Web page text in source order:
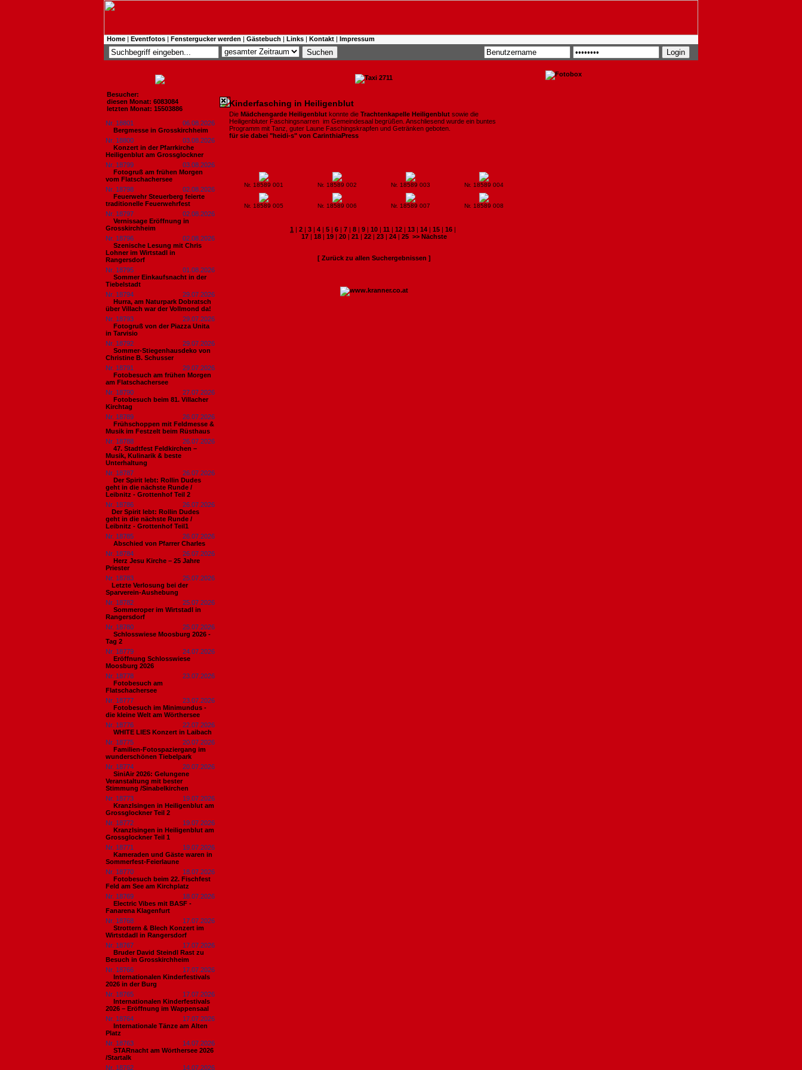
Home | Eventfotos | Fenstergucker werden | Gästebuch | Links | Kontakt | Impressum
Besucher:
diesen Monat: 6083084
letzten Monat: 15503886
Nr. 18801
06.08.2026
Bergmesse in Grosskirchheim
Nr. 18800
03.08.2026
Konzert in der Pfarrkirche
Heiligenblut am Grossglockner
Nr. 18799
03.08.2026
Fotogruß am frühen Morgen
vom Flatschachersee
Nr. 18798
02.08.2026
Feuerwehr Steuerberg feierte
traditionelle Feuerwehrfest
Nr. 18797
02.08.2026
Vernissage Eröffnung in
Grosskirchheim
Nr. 18796
02.08.2026
Szenische Lesung mit Chris
Lohner im Wirtstadl in
Rangersdorf
Nr. 18795
01.08.2026
Sommer Einkaufsnacht in der
Tiebelstadt
Nr. 18794
29.07.2026
Hurra, am Naturpark Dobratsch
über Villach war der Vollmond da!
Nr. 18793
29.07.2026
Fotogruß von der Piazza Unita
in Tarvisio
Nr. 18792
29.07.2026
Sommer-Stiegenhausdeko von
Christine B. Schusser
Nr. 18791
29.07.2026
Fotobesuch am frühen Morgen
am Flatschachersee
Nr. 18790
27.07.2026
Fotobesuch beim 81. Villacher
Kirchtag
Nr. 18789
26.07.2026
Frühschoppen mit Feldmesse &
Musik im Festzelt beim Rüsthaus
Nr. 18788
26.07.2026
47. Stadtfest Feldkirchen –
Musik, Kulinarik & beste
Unterhaltung
Nr. 18787
26.07.2026
Der Spirit lebt: Rollin Dudes
geht in die nächste Runde /
Leibnitz - Grottenhof Teil 2
Nr. 18786
26.07.2026
​Der Spirit lebt: Rollin Dudes
geht in die nächste Runde /
Leibnitz - Grottenhof Teil1
Nr. 18785
26.07.2026
Abschied von Pfarrer Charles
Nr. 18784
26.07.2026
Herz Jesu Kirche – 25 Jahre
Priester
Nr. 18783
25.07.2026
​Letzte Verlosung bei der
Sparverein-Aushebung
Nr. 18782
25.07.2026
Sommeroper im Wirtstadl in
Rangersdorf
Nr. 18780
25.07.2026
Schlosswiese Moosburg 2026 -
Tag 2
Nr. 18779
24.07.2026
Eröffnung Schlosswiese
Moosburg 2026
Nr. 18778
23.07.2026
Fotobesuch am
Flatschachersee
Nr. 18777
23.07.2026
Fotobesuch im Minimundus -
die kleine Welt am Wörthersee
Nr. 18776
22.07.2026
WHITE LIES Konzert in Laibach
Nr. 18775
20.07.2026
Familien-Fotospaziergang im
wunderschönen Tiebelpark
Nr. 18774
20.07.2026
SiniAir 2026: Gelungene
Veranstaltung mit bester
Stimmung /Sinabelkirchen
Nr. 18773
19.07.2026
Kranzlsingen in Heiligenblut am
Grossglockner Teil 2
Nr. 18772
19.07.2026
Kranzlsingen in Heiligenblut am
Grossglockner Teil 1
Nr. 18771
19.07.2026
Kameraden und Gäste waren in
Sommerfest-Feierlaune
Nr. 18770
18.07.2026
Fotobesuch beim 22. Fischfest
Feld am See am Kirchplatz
Nr. 18769
18.07.2026
Electric Vibes mit BASF -
Fanarena Klagenfurt
Nr. 18768
17.07.2026
Strottern & Blech Konzert im
Wirtstdadl in Rangersdorf
Nr. 18767
17.07.2026
Bruder David Steindl Rast zu
Besuch in Grosskirchheim
Nr. 18766
17.07.2026
Internationalen Kinderfestivals
2026 in der Burg
Nr. 18765
17.07.2026
Internationalen Kinderfestivals
2026 – Eröffnung im Wappensaal
Nr. 18764
17.07.2026
Internationale Tänze am Alten
Platz
Nr. 18763
14.07.2026
STARnacht am Wörthersee 2026
/Startalk
Nr. 18762
14.07.2026
Kinderfasching in Heiligenblut
Die Mädchengarde Heiligenblut konnte die Trachtenkapelle Heiligenblut sowie die
Heiligenbluter Faschingsnarren im Gemeindesaal begrüßen. Anschliesend wurde ein buntes
Programm mit Tanz, guter Laune Faschingskrapfen und Getränken geboten.
für sie dabei "heidi-s" von CarinthiaPress
Nr. 18589 001 Nr. 18589 002 Nr. 18589 003 Nr. 18589 004
Nr. 18589 005 Nr. 18589 006 Nr. 18589 007 Nr. 18589 008
1 | 2 | 3 | 4 | 5 | 6 | 7 | 8 | 9 | 10 | 11 | 12 | 13 | 14 | 15 | 16 |
17| 18| 19| 20| 21 | 22| 23| 24| 25 >> Nächste
[ Zurück zu allen Suchergebnissen ]